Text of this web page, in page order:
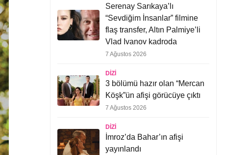
Serenay Sarıkaya’lı
“Sevdiğim İnsanlar” filmine
flaş transfer, Altın Palmiye’li
Vlad Ivanov kadroda
7 Ağustos 2026
DIZI
3 bölümü hazır olan “Mercan
Köşk”ün afişi görücüye çıktı
7 Ağustos 2026
DIZI
İmroz’da Bahar’ın afişi
yayınlandı